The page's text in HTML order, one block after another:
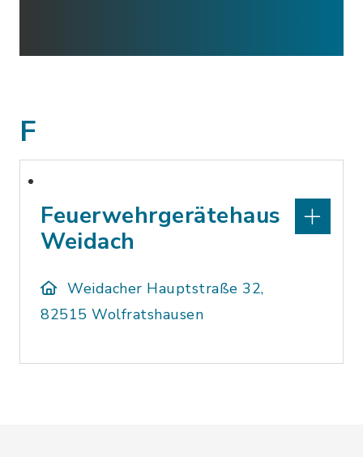
F
Feuerwehrgerätehaus
Weidach
Weidacher Hauptstraße 32,
82515 Wolfratshausen